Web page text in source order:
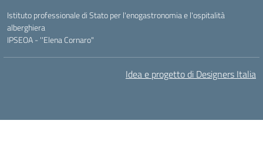
Istituto professionale di Stato per l'enogastronomia e l'ospitalità
alberghiera
IPSEOA - ''Elena Cornaro"
Idea e progetto di Designers Italia